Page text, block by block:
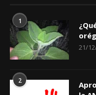
1
21/
2